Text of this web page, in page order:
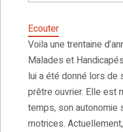
Ecouter
Voila une trentaine
Malades et
lui a été donné lors de
prêtre ouvrier. Elle est
temps, son autonomie
motrices.